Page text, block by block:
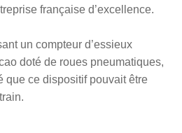
française d’excellence.
un compteur d’essieux
doté de roues pneumatiques,
que ce dispositif pouvait être